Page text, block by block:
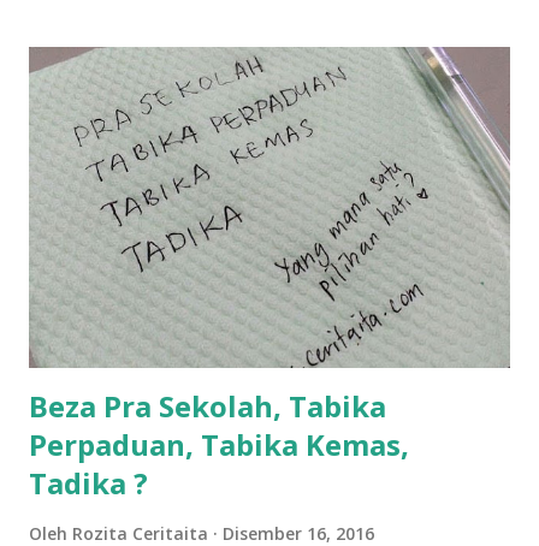
balik keja aku ajak la shah singgah Giant beli barang
sikit...dalam perjalanan dari dalam kereta tu biasalah kan
kami memang akan pimpin anak-anak jalan sampai masuk
dalam... dan kebiasanya bagi anak 4 macam kami ni bahagi-
bahagi lah siapa nak pimpin siapa... dan biasanya aku akan
dukung adik hadi sambil pimpin kakak husna... yang abg
ngah dengan abg long terserah pada shah la pulak.. tapi
kalau ikut anak-anak semua nak ummi pimpin... ajer rebeh
ba...
Beza Pra Sekolah, Tabika
Perpaduan, Tabika Kemas,
Tadika ?
Oleh Rozita Ceritaita Disember 16, 2016